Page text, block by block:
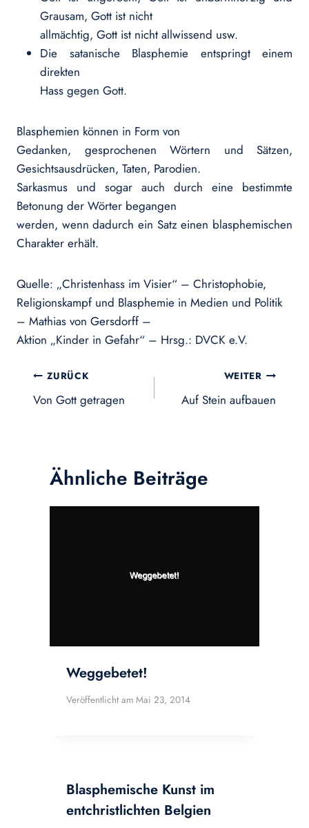
Grausam, Gott ist nicht
allmächtig, Gott ist nicht allwissend usw.
Die satanische Blasphemie entspringt einem
direkten
Hass gegen Gott.
Blasphemien können in Form von
Gedanken, gesprochenen Wörtern und Sätzen,
Gesichtsausdrücken, Taten, Parodien.
Sarkasmus und sogar auch durch eine bestimmte
Betonung der Wörter begangen
werden, wenn dadurch ein Satz einen blasphemischen
Charakter erhält.
Quelle: „Christenhass im Visier“ – Christophobie,
Religionskampf und Blasphemie in Medien und Politik
– Mathias von Gersdorff –
Aktion „Kinder in Gefahr“ – Hrsg.: DVCK e.V.
Beitragsnavigation
ZURÜCK
Von Gott getragen
WEITER
Auf Stein aufbauen
Ähnliche Beiträge
Weggebetet!
Veröffentlicht am Mai 23, 2014
Blasphemische Kunst im
entchristlichten Belgien